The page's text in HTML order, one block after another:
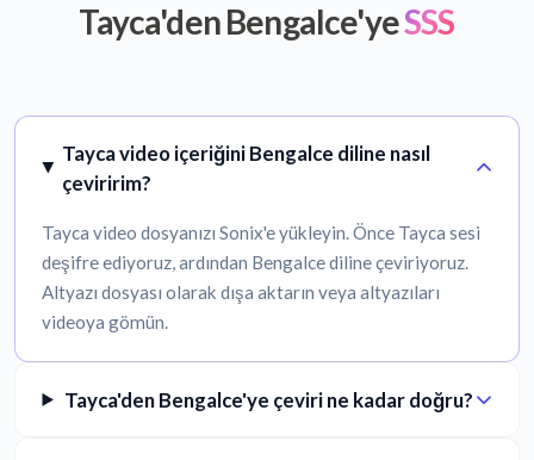
Tayca'den Bengalce'yeSSS
Tayca video içeriğini Bengalce diline nasıl
çeviririm?
Tayca video dosyanızı Sonix'e yükleyin. Önce Tayca sesi
deşifre ediyoruz, ardından Bengalce diline çeviriyoruz.
Altyazı dosyası olarak dışa aktarın veya altyazıları
videoya gömün.
Tayca'den Bengalce'ye çeviri ne kadar doğru?